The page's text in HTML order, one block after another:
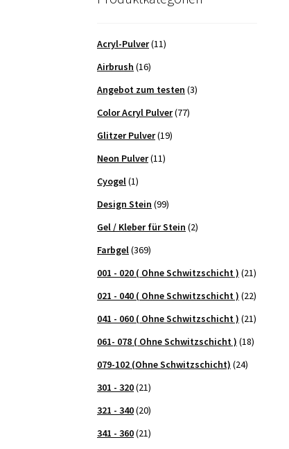
Acryl-Pulver(11)
Airbrush (16)
Angebot zum testen (3)
Color Acryl Pulver(77)
Glitzer Pulver(19)
Neon Pulver(11)
Cyogel(1)
Design Stein (99)
Gel / Kleber für Stein (2)
Farbgel(369)
001 - 020 ( Ohne Schwitzschicht ) (21)
021 - 040 ( Ohne Schwitzschicht ) (22)
041 - 060 ( Ohne Schwitzschicht ) (21)
061- 078 ( Ohne Schwitzschicht ) (18)
079-102 (Ohne Schwitzschicht) (24)
301 - 320(21)
321 - 340(20)
341 - 360(21)